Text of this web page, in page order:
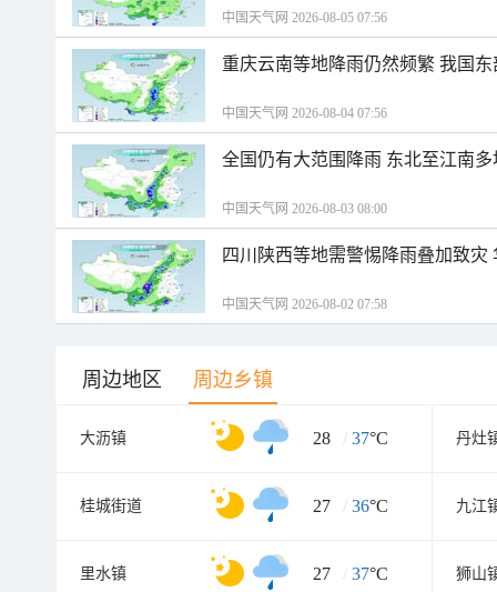
中国天气网 2026-08-05 07:56
重庆云南等地降雨仍然频繁 我国
中国天气网 2026-08-04 07:56
全国仍有大范围降雨 东北至江南
中国天气网 2026-08-03 08:00
四川陕西等地需警惕降雨叠加致
中国天气网 2026-08-02 07:58
周边地区 周边乡镇
大沥镇 28 / 37°C 丹灶
桂城街道 27 / 36°C 九江
里水镇 27 / 37°C 狮山